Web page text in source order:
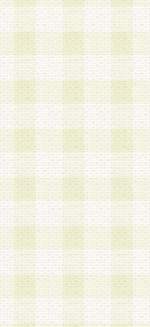
権者による承認手
第3条 会員の登録方
1.会員登録手続き
る登録は一切認め
2.会員登録希望者
画 面」において、
を行うものとしま
会員として本サー
を付与します。
3.会員は、会員登
いかなる虚偽の申
4.会員は、複数の
いものとします。
第4条 ログインID
1.会員は、会員登